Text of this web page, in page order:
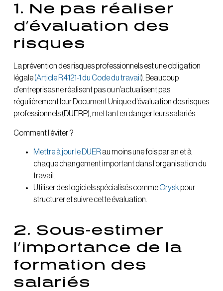
1. Ne pas réaliser
d’évaluation des
risques
La prévention des risques professionnels est une obligation
légale(Article R4121-1 du Code du travail ). Beaucoup
d’entreprises ne réalisent pas ou n’actualisent pas
régulièrement leur Document Unique d’évaluation des risques
professionnels (DUERP), mettant en danger leurs salariés.
Comment l’éviter ?
Mettre à jour le DUER au moins une fois par an et à
chaque changement important dans l’organisation du
travail.
Utiliser des logiciels spécialisés commeOryskpour
structurer et suivre cette évaluation.
2. Sous-estimer
l’importance de la
formation des
salariés